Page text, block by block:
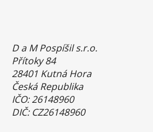
D a M Pospíšil s.r.o.
Přítoky 84
28401 Kutná Hora
Česká Republika
IČO: 26148960
DIČ: CZ26148960